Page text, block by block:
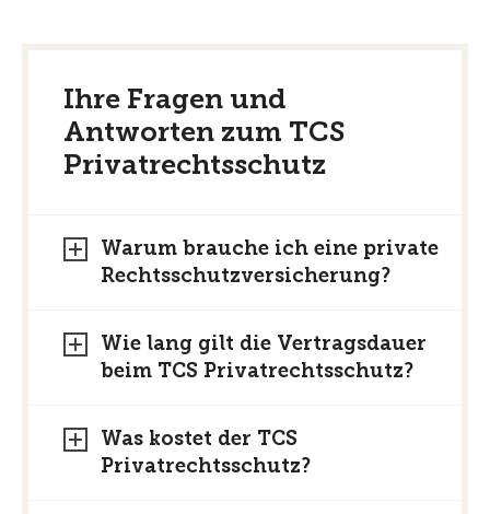
Ihre Fragen und
Antworten zum TCS
Privatrechtsschutz
Warum brauche ich eine private
Rechtsschutzversicherung?
Wie lang gilt die Vertragsdauer
beim TCS Privatrechtsschutz?
Was kostet der TCS
Privatrechtsschutz?